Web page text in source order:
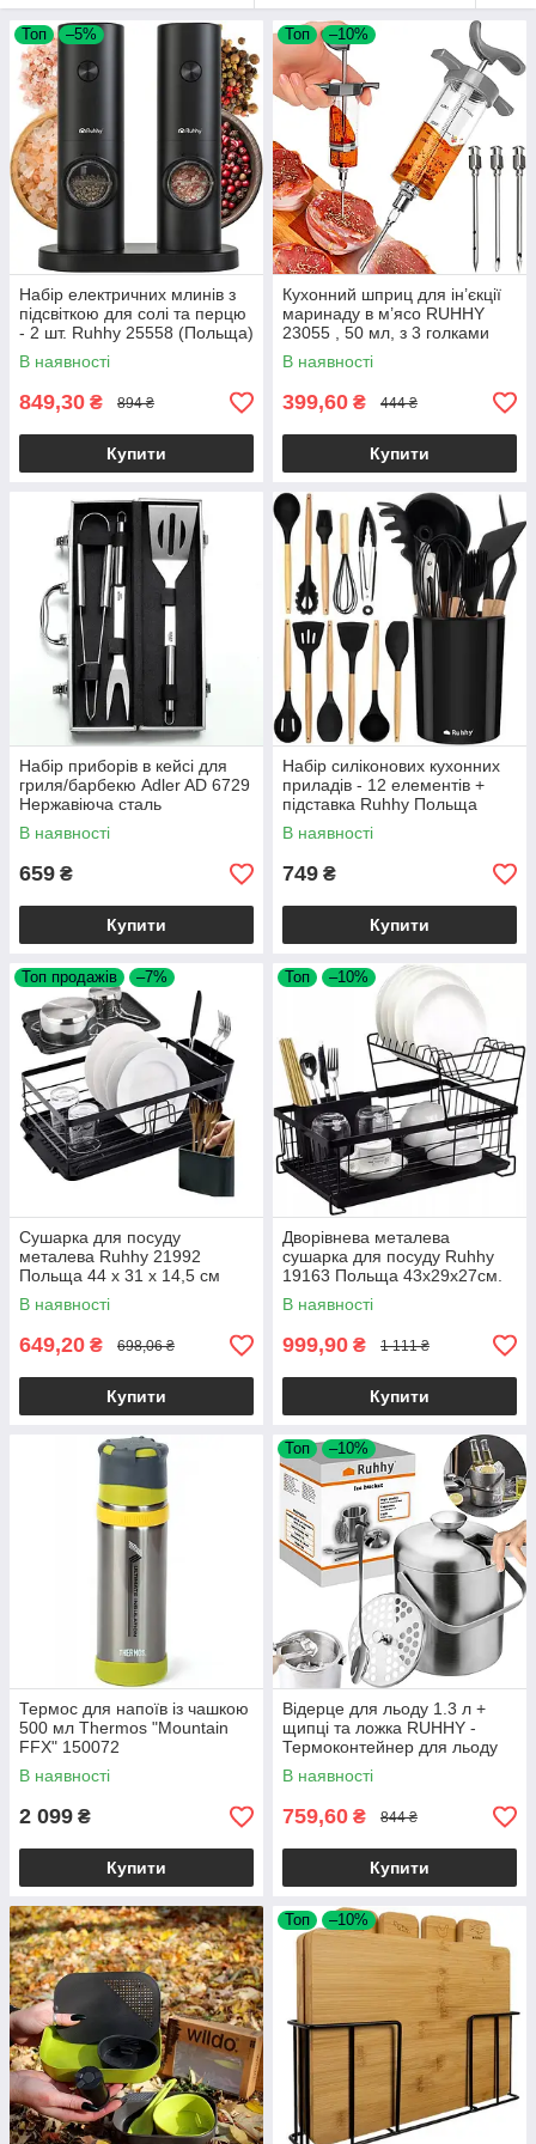
Топ –5%
Набір електричних млинів з
підсвіткою для солі та перцю
- 2 шт. Ruhhy 25558 (Польща)
В наявності
849,30 ₴ 894 ₴
Купити
Топ –10%
Кухонний шприц для ін’єкції
маринаду в м’ясо RUHHY
23055 , 50 мл, з 3 голками
В наявності
399,60 ₴ 444 ₴
Купити
Набір приборів в кейсі для
гриля/барбекю Adler AD 6729
Нержавіюча сталь
В наявності
659 ₴
Купити
Набір силіконових кухонних
приладів - 12 елементів +
підставка Ruhhy Польща
В наявності
749 ₴
Купити
Топ продажів –7%
Сушарка для посуду
металева Ruhhy 21992
Польща 44 х 31 х 14,5 см
В наявності
649,20 ₴ 698,06 ₴
Купити
Топ –10%
Дворівнева металева
сушарка для посуду Ruhhy
19163 Польща 43х29х27см.
В наявності
999,90 ₴ 1 111 ₴
Купити
Термос для напоїв із чашкою
500 мл Thermos "Mountain
FFX" 150072
В наявності
2 099 ₴
Купити
Топ –10%
Відерце для льоду 1.3 л +
щипці та ложка RUHHY -
Термоконтейнер для льоду
21159
В наявності
759,60 ₴ 844 ₴
Купити
Топ –10%